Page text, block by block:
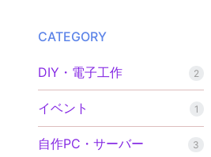
CATEGORY
DIY・電子工作 2
イベント 1
自作PC・サーバー 3